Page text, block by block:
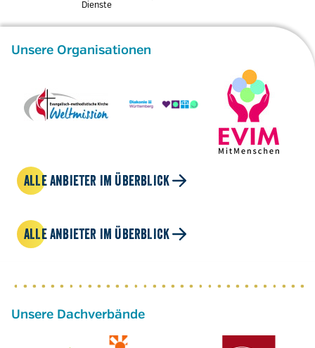
Dienste
Unsere Organisationen
ALLE ANBIETER IM ÜBERBLICK
ALLE ANBIETER IM ÜBERBLICK